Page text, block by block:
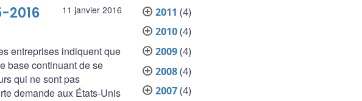
11 janvier 2016
2016
entreprises indiquent que
base continuant de se
qui ne sont pas
demande aux États-Unis
2011 (4)
2010(4)
2009(4)
2008(4)
2007(4)